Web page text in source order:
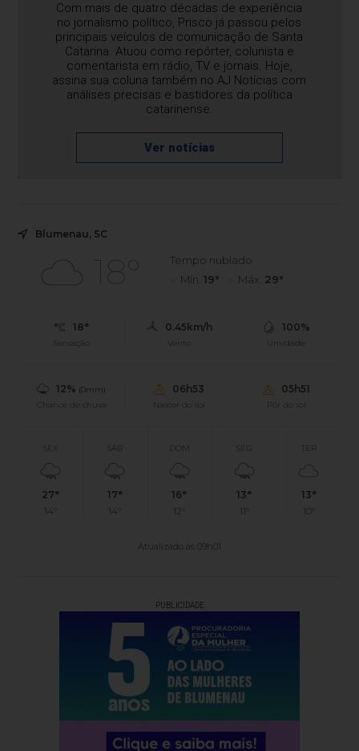
Com mais de quatro décadas de experiência
no jornalismo político, Prisco já passou pelos
principais veículos de comunicação de Santa
Catarina. Atuou como repórter, colunista e
comentarista em rádio, TV e jornais. Hoje,
assina sua coluna também no AJ Notícias com
análises precisas e bastidores da política
catarinense.
Ver notícias
Blumenau, SC
18°
Tempo nublado
Mín. 19° Máx. 29°
18°
Sensação
0.45km/h
Vento
100%
Umidade
12% (0mm)
Chance de chuva
06h53
Nascer do sol
05h51
Pôr do sol
SEX
27°
14°
SÁB
17°
14°
DOM
16°
12°
SEG
13°
11°
TER
13°
10°
Atualizado às 09h01
PUBLICIDADE